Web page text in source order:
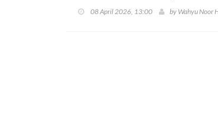
08 April 2026, 13:00 by Wahyu Noor